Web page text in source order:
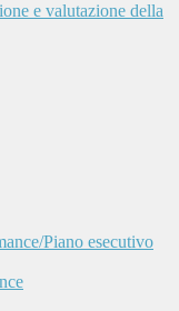
e valutazione della
Piano esecutivo